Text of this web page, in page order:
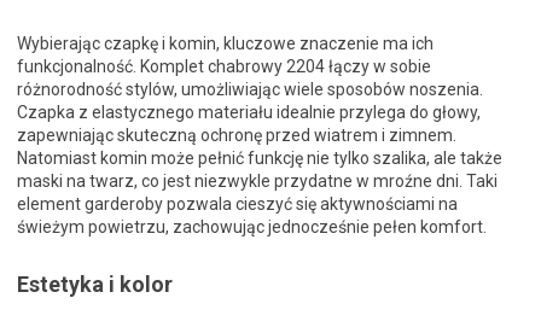
Wybierając czapkę i komin, kluczowe znaczenie ma ich
funkcjonalność. Komplet chabrowy 2204 łączy w sobie
różnorodność stylów, umożliwiając wiele sposobów noszenia.
Czapka z elastycznego materiału idealnie przylega do głowy,
zapewniając skuteczną ochronę przed wiatrem i zimnem.
Natomiast komin może pełnić funkcję nie tylko szalika, ale także
maski na twarz, co jest niezwykle przydatne w mroźne dni. Taki
element garderoby pozwala cieszyć się aktywnościami na
świeżym powietrzu, zachowując jednocześnie pełen komfort.
Estetyka i kolor